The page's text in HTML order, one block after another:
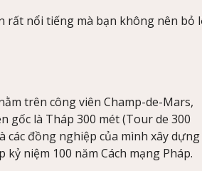
rất nổi tiếng mà bạn không nên bỏ
trên công viên Champ-de-Mars,
gốc là Tháp 300 mét (Tour de 300
các đồng nghiệp của mình xây dựng
niệm 100 năm Cách mạng Pháp.